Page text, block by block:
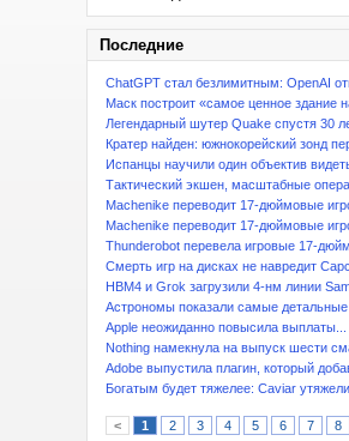
Последние
ChatGPT стал безлимитным: OpenAI
Маск построит «самое ценное здание
Легендарный шутер Quake спустя 30
Кратер найден: южнокорейский зонд
Испанцы научили один объектив
Тактический экшен, масштабные
Machenike переводит 17-дюймовые
Machenike переводит 17-дюймовые
Thunderobot перевела игровые 17-
Смерть игр на дисках не навредит
HBM4 и Grok загрузили 4-нм линии
Астрономы показали самые детальные
Apple неожиданно повысила выплаты...
Nothing намекнула на выпуск шести
Adobe выпустила плагин, который
Богатым будет тяжелее: Caviar
< 1 2 3 4 5 6 7 8